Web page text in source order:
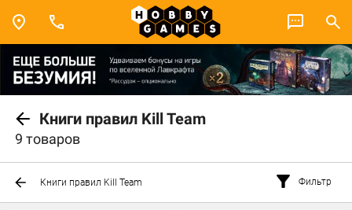
Книги правил Kill Team
9 товаров
Книги правил Kill Team Фильтр